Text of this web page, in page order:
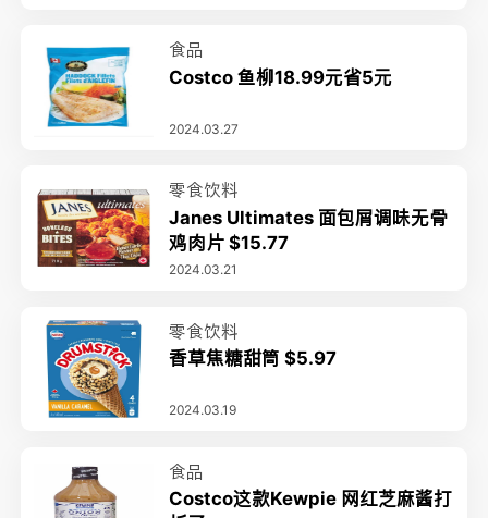
食品
Costco 鱼柳18.99元省5元
2024.03.27
零食饮料
Janes Ultimates 面包屑调味无骨
鸡肉片 $15.77
2024.03.21
零食饮料
香草焦糖甜筒 $5.97
2024.03.19
食品
Costco这款Kewpie 网红芝麻酱打